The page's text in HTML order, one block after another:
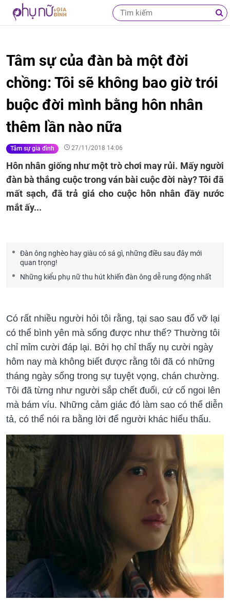
Tâm sự của đàn bà một đời
chồng: Tôi sẽ không bao giờ trói
buộc đời mình bằng hôn nhân
thêm lần nào nữa
Tâm sự gia đình 27/11/2018 14:06
Hôn nhân giống như một trò chơi may rủi. Mấy người
đàn bà thắng cuộc trong ván bài cuộc đời này? Tôi đã
mất sạch, đã trả giá cho cuộc hôn nhân đầy nước
mắt ấy...
Đàn ông nghèo hay giàu có sá gì, những điều sau đây mới
quan trọng!
Những kiểu phụ nữ thu hút khiến đàn ông dễ rung động nhất
Có rất nhiều người hỏi tôi rằng, tại sao sau đổ vỡ lại
có thể bình yên mà sống được như thế? Thường tôi
chỉ mỉm cười đáp lại. Bởi họ chỉ thấy nụ cười ngày
hôm nay mà không biết được rằng tôi đã có những
tháng ngày sống trong sự tuyệt vọng, chán chường.
Tôi đã từng như người sắp chết đuối, cứ cố ngoi lên
mà bám víu. Những cảm giác đó làm sao có thể diễn
tả, có thể nói ra bằng lời để người khác hiểu thấu.